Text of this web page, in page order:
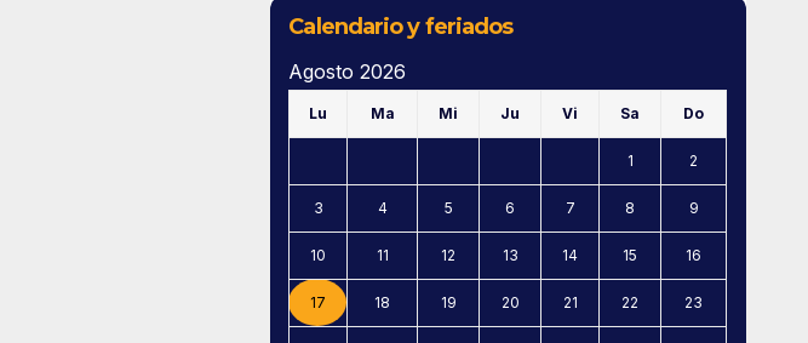
Calendario y feriados
Agosto 2026
Lu Ma Mi Ju Vi Sa Do
1 2
3 4 5 6 7 8 9
10 11 12 13 14 15 16
17 18 19 20 21 22 23